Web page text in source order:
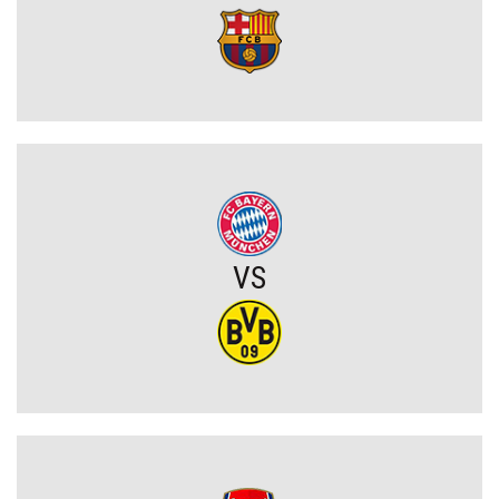
Kosmiczne żądania gwiazdora. Vinicius Junior stawia Real Madryt
Górnik miał szczęście, a potem brakowało mu skuteczności. W
efekcie przegrał na Węgrzech i będzie musiał gonić w rewanżu
PZPN będzie miał kłopoty? Stracił bardzo ważnego partnera, nie
VS